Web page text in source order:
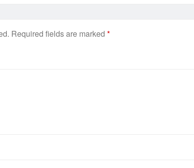
Required fields are marked *